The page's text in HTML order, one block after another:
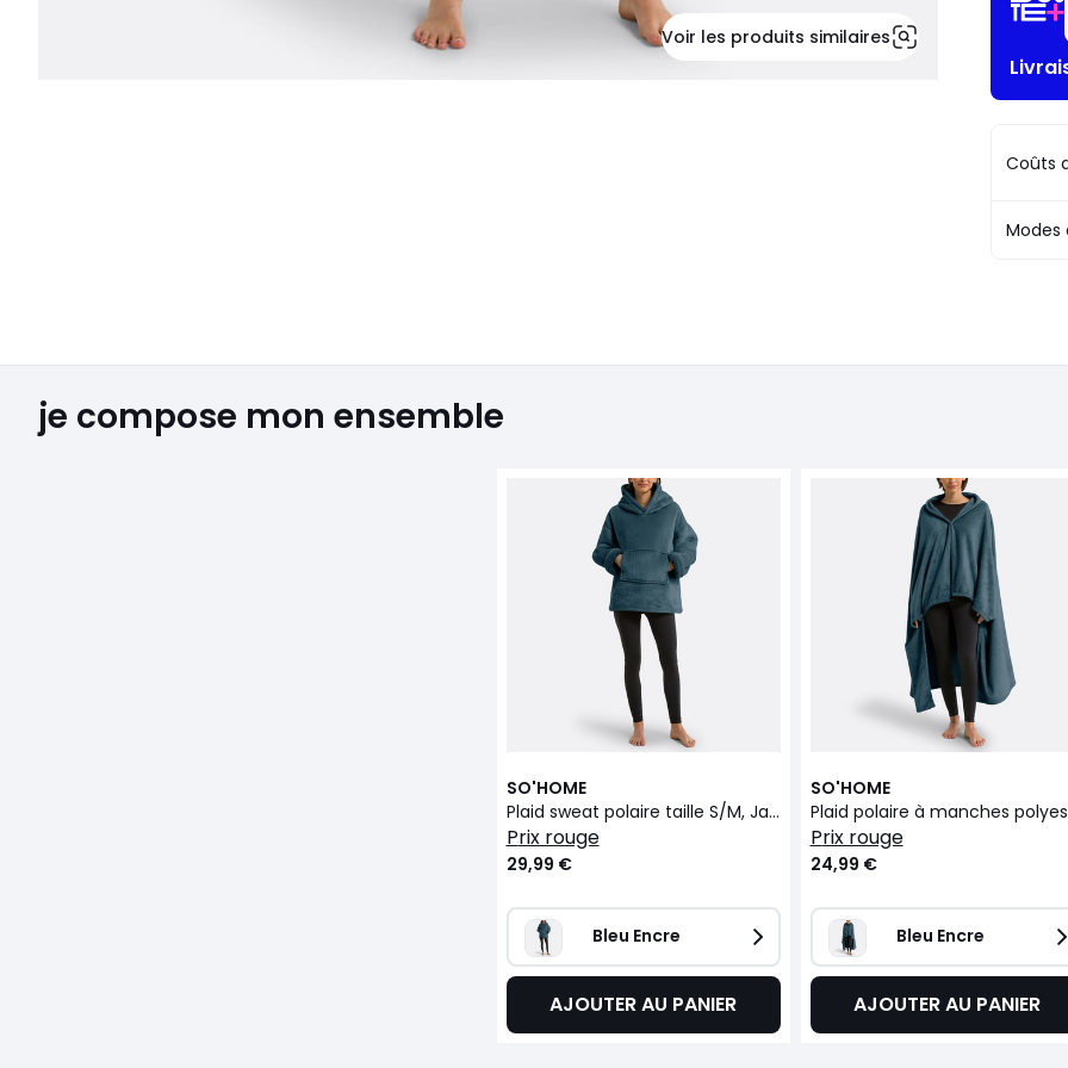
Voir les produits similaires
Coûts
je compose mon ensemble
SO'HOME
Plaid sweat polaire taille S/M, Javi
prix rouge
29,99 €
Bleu Encre
AJOUTER AU PANIER
SO'HOME
prix rouge
24,99 €
Bleu Encre
AJOUTER AU PANIER